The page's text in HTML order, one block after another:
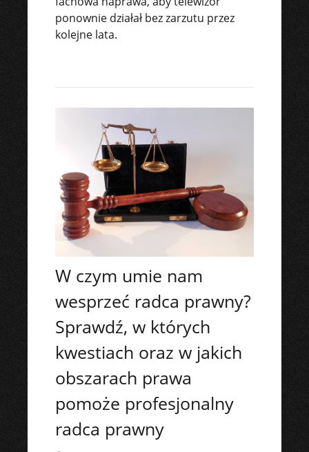
ponownie działał bez zarzutu przez
kolejne lata.
W czym umie nam
wesprzeć radca prawny?
Sprawdź, w których
kwestiach oraz w jakich
obszarach prawa
pomoże profesjonalny
radca prawny